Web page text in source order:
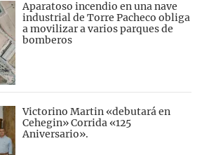
Aparatoso incendio en una nave
industrial de Torre Pacheco obliga
a movilizar a varios parques de
bomberos
Victorino Martin «debutará en
Cehegin» Corrida «125
Aniversario».